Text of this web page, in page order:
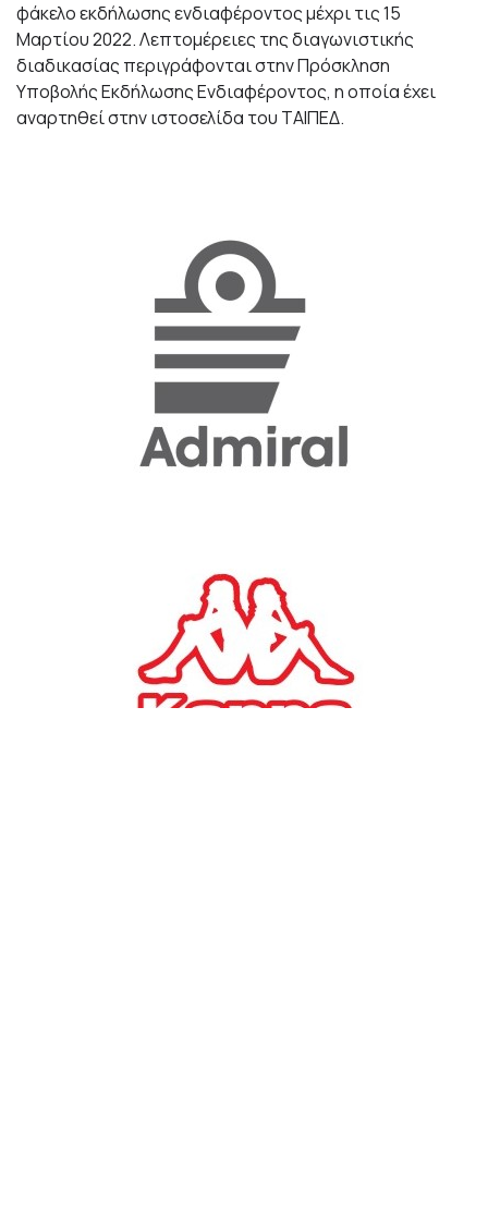
φάκελο εκδήλωσης ενδιαφέροντος μέχρι τις 15
Μαρτίου 2022. Λεπτομέρειες της διαγωνιστικής
διαδικασίας περιγράφονται στην Πρόσκληση
Υποβολής Εκδήλωσης Ενδιαφέροντος, η οποία έχει
αναρτηθεί στην ιστοσελίδα του ΤΑΙΠΕΔ.